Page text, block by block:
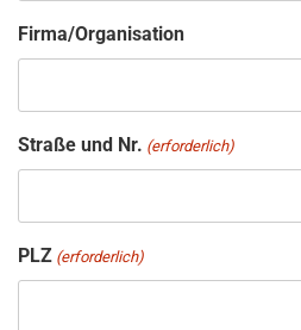
Firma/Organisation
Straße und Nr. (erforderlich)
PLZ (erforderlich)